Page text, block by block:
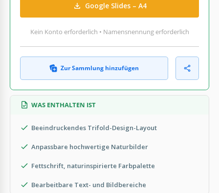
Google Slides – A4
Kein Konto erforderlich • Namensnennung erforderlich
Zur Sammlung hinzufügen
WAS ENTHALTEN IST
Beeindruckendes Trifold-Design-Layout
Anpassbare hochwertige Naturbilder
Fettschrift, naturinspirierte Farbpalette
Bearbeitbare Text- und Bildbereiche